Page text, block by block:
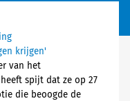
krijgen'
van het
spijt dat ze op 27
die beoogde de